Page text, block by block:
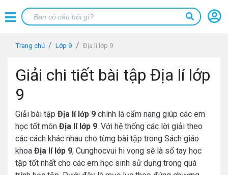
Trang chủ Lớp 9 Địa lí lớp 9
Giải chi tiết bài tập Địa lí lớp
9
Giải bài tập Địa lí lớp 9 chính là cẩm nang giúp các em
học tốt môn Địa lí lớp 9. Với hệ thống các lời giải theo
các cách khác nhau cho từng bài tập trong Sách giáo
khoa Địa lí lớp 9, Cunghocvui hi vọng sẽ là sổ tay học
tập tốt nhất cho các em học sinh sử dụng trong quá